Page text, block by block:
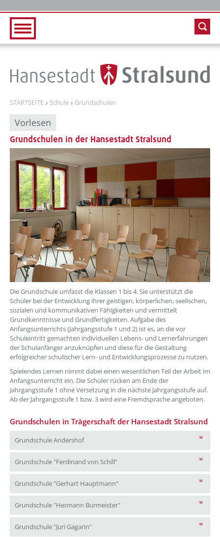
STARTSEITE Schule Grundschulen
Vorlesen
Grundschulen in der Hansestadt Stralsund
??? absaetzeOben[1]/titel ???
Die Grundschule umfasst die Klassen 1 bis 4. Sie unterstützt die
Schüler bei der Entwicklung ihrer geistigen, körperlichen, seelischen,
sozialen und kommunikativen Fähigkeiten und vermittelt
Grundkenntnisse und Grundfertigkeiten. Aufgabe des
Anfangsunterrichts (Jahrgangsstufe 1 und 2) ist es, an die vor
Schuleintritt gemachten individuellen Lebens- und Lernerfahrungen
der Schulanfänger anzuknüpfen und diese für die Gestaltung
erfolgreicher schulischer Lern- und Entwicklungsprozesse zu nutzen.
Spielendes Lernen nimmt dabei einen wesentlichen Teil der Arbeit im
Anfangsunterricht ein. Die Schüler rücken am Ende der
Jahrgangsstufe 1 ohne Versetzung in die nächste Jahrgangsstufe auf.
Ab der Jahrgangsstufe 1 bzw. 3 wird eine Fremdsprache angeboten.
Grundschulen in Trägerschaft der Hansestadt Stralsund
Grundschule AndershofGrundschule Andershof
Grundschule "Ferdinand von Schill"Grundschule "Ferdinand von Schill"
Grundschule "Gerhart Hauptmann"Grundschule "Gerhart
Grundschule "Hermann Burmeister"Grundschule "Hermann
Grundschule "Juri Gagarin"Grundschule "Juri Gagarin"